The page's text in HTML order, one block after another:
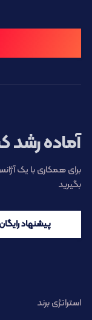
آماده
برای همکاری با یک
بگیرید
پیشنهاد
استراتژی برند